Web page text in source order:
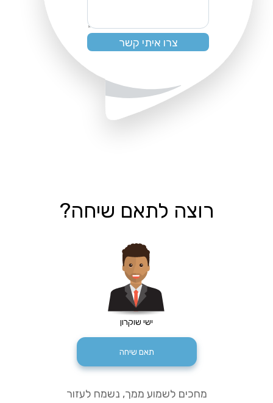
רוצה לתאם שיחה?
ישי שוקרון
תאם שיחה
מחכים לשמוע ממך, נשמח לעזור